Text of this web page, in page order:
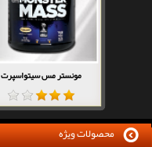
مونستر مس سیتواسپرت
محصولات ویژه